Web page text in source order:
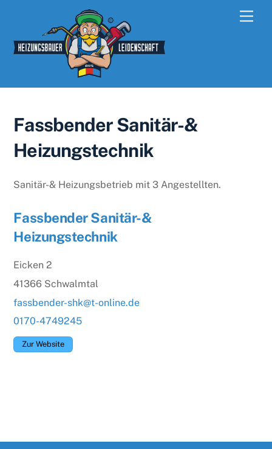
content
Fassbender Sanitär-&
Heizungstechnik
Sanitär-& Heizungsbetrieb mit 3 Angestellten.
Fassbender Sanitär-&
Heizungstechnik
Eicken 2
41366 Schwalmtal
fassbender-shk@t-online.de
0170-4749245
Zur Website